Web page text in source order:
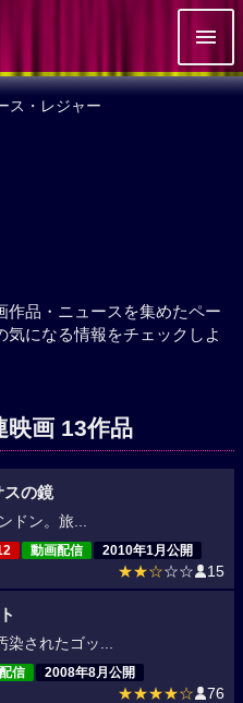
ス・レジャー
作品・ニュースを集めたペー
になる情報をチェックしよ
映画 13作品
スの鏡
ドン。旅...
動画配信 2010年1月公開
★★☆☆☆ 15
染されたゴッ...
信 2008年8月公開
★★★★☆ 76